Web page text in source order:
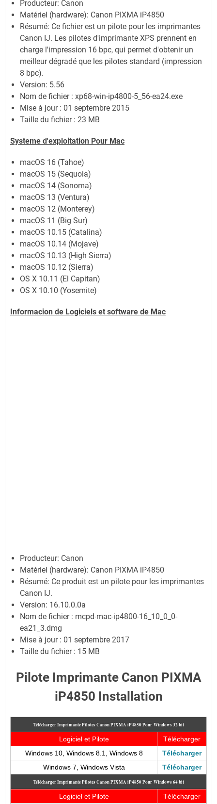
Producteur: Canon
Matériel (hardware): Canon PIXMA iP4850
Résumé: Ce fichier est un pilote pour les imprimantes
Canon IJ. Les pilotes d'imprimante XPS prennent en
charge l'impression 16 bpc, qui permet d'obtenir un
meilleur dégradé que les pilotes standard (impression
8 bpc).
Version: 5.56
Nom de fichier : xp68-win-ip4800-5_56-ea24.exe
Mise à jour : 01 septembre 2015
Taille du fichier : 23 MB
Systeme d'exploitation Pour Mac
macOS 16 (Tahoe)
macOS 15 (Sequoia)
macOS 14 (Sonoma)
macOS 13 (Ventura)
macOS 12 (Monterey)
macOS 11 (Big Sur)
macOS 10.15 (Catalina)
macOS 10.14 (Mojave)
macOS 10.13 (High Sierra)
macOS 10.12 (Sierra)
OS X 10.11 (El Capitan)
OS X 10.10 (Yosemite)
Informacion de Logiciels et software de Mac
Producteur: Canon
Matériel (hardware): Canon PIXMA iP4850
Résumé: Ce produit est un pilote pour les imprimantes
Canon IJ.
Version: 16.10.0.0a
Nom de fichier : mcpd-mac-ip4800-16_10_0_0-
ea21_3.dmg
Mise à jour : 01 septembre 2017
Taille du fichier : 15 MB
Pilote Imprimante Canon PIXMA
iP4850 Installation
Télécharger Imprimante Pilotes Canon PIXMA iP4850Pour Windows 32 bit
Logiciel et Pilote
Télécharger
Windows 10, Windows 8.1, Windows 8
Télécharger
Windows 7, Windows Vista
Télécharger
Télécharger Imprimante Pilotes Canon PIXMA iP4850Pour Windows 64 bit
Logiciel et Pilote
Télécharger